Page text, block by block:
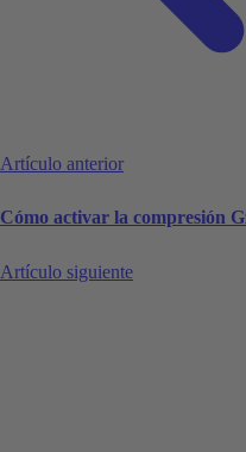
Artículo anterior
Cómo activar la compresión
Artículo siguiente